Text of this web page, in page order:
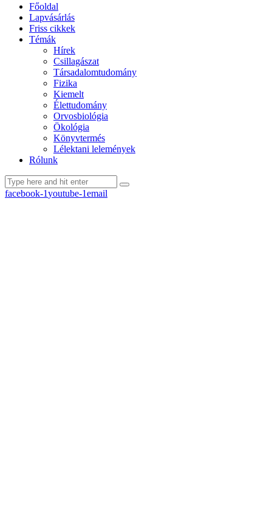
Főoldal
Lapvásárlás
Friss cikkek
Témák
Hírek
Csillagászat
Társadalomtudomány
Fizika
Kiemelt
Élettudomány
Orvosbiológia
Ökológia
Könyvtermés
Lélektani lelemények
Rólunk
facebook-1youtube-1email